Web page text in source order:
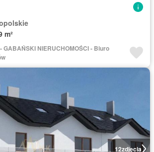
m²
GABAŃSKI NIERUCHOMOŚCI - Biuro
12zdjęcia